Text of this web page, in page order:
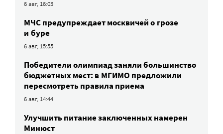
6 авг, 16:03
МЧС предупреждает москвичей о грозе
и буре
6 авг, 15:55
Победители олимпиад заняли большинство
бюджетных мест: в МГИМО предложили
пересмотреть правила приема
6 авг, 14:44
Улучшить питание заключенных намерен
Минюст